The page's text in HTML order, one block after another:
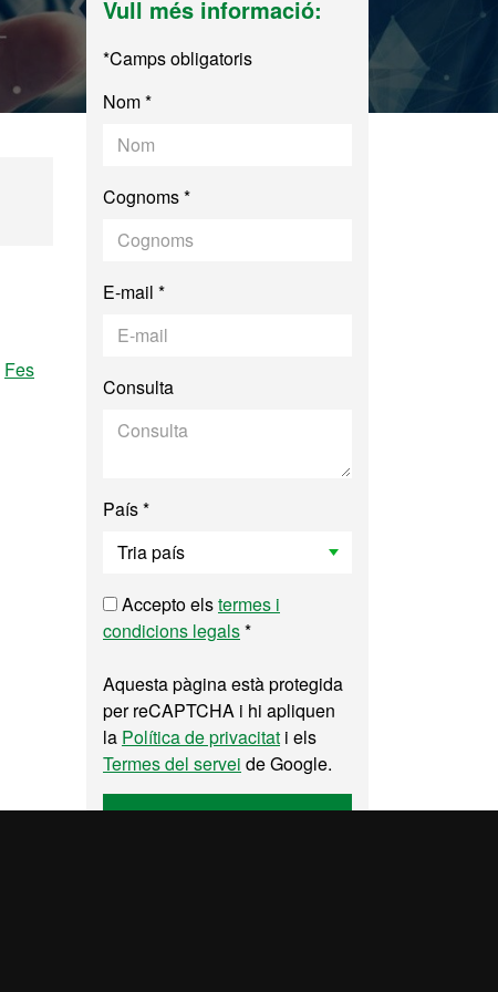
Fes
Vull més informació:
*Camps obligatoris
Nom *
Cognoms *
E-mail *
Consulta
País *
Accepto elstermes i
condicions legals*
Aquesta pàgina està protegida
per reCAPTCHA i hi apliquen
la Política de privacitat i els
Termes del servei de Google.
Enviar